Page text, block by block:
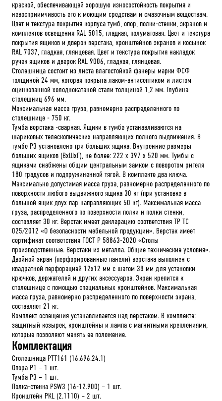
краской, обеспечивающей хорошую износостойкость покрытия и
невосприимчивость его к моющим средствам и смазочным веществам.
Цвет и текстура покрытия корпуса тумб, опор, полки-стенки, экранов и
комплектов освещения RAL 5015, гладкая, полуматовая. Цвет и текстура
покрытия ящиков и дверок верстака, кронштейнов экранов и косынок
RAL 7037, гладкая, глянцевая. Цвет и текстура покрытия накладок
ручек ящиков и дверок RAL 9006, гладкая, глянцевая.
Столешница состоит из листа влагостойкой фанеры марки ФСФ
толщиной 24 мм, которая покрыта лаком-антисептиком и листом
оцинкованной холоднокатаной стали толщиной 1,2 мм. Глубина
столешниц 696 мм.
Максимальная масса груза, равномерно распределенного по
столешнице - 750 кг.
Тумба верстака -сварная. Ящики в тумбе устанавливаются на
шариковых телескопических направляющих полного выдвижения. В
тумбе P3 установлено три больших ящика. Внутренние размеры
больших ящиков (ВхШхГ), не более: 222 х 397 х 520 мм. Тумбы с
ящиками снабжены общим центральным замком с поворотом ригеля
180 градусов и подпружиненной тягой. В комплекте два ключа.
Максимально допустимая масса груза, равномерно распределенного по
поверхности любого выдвижного ящика 30 кг (при установке в
большой ящик двух пар направляющих 50 кг). Максимальная масса
груза, распределенного по поверхности полки и полки стенки,
составляет 30 кг. Верстак имеет декларацию соответствия ТР ТС
025/2012 «О безопасности мебельной продукции». Верстак имеет
сертификат соответствия ГОСТ Р 58863-2020 «Столы
производственные. Верстаки из металла. Общие технические условия».
Двойной экран (перфорированные панели) верстака выполнен с
квадратной перфорацией 12х12 мм с шагом 38 мм для установки
крючков, держателей и других аксессуаров. Экран крепится к
столешнице с помощью специальных кронштейнов. Максимальная
масса груза, равномерно распределенного по поверхности экрана,
составляет 21 кг.
Комплект освещения устанавливается над верстаком. В комплекте:
защитный козырек, кронштейны и лампа с магнитными креплениями,
которые позволяют менять ее положение.
Комплектация
Столешница PTT161 (16.696.24.1)
Опора P1 – 1 шт.
Тумба P3 – 1 шт.
Полка-стенка PSW3 (16-12.900) – 1 шт.
Кронштейн PKL (2.1110) – 2 шт.